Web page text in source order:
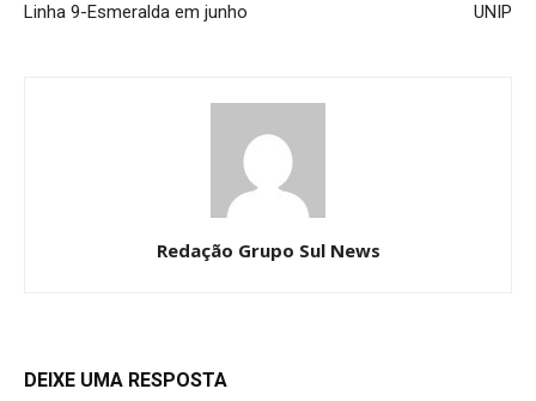
Linha 9-Esmeralda em junho
UNIP
Redação Grupo Sul News
DEIXE UMA RESPOSTA